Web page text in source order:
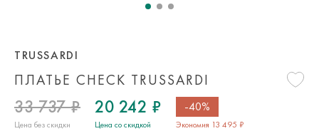
ПЛАТЬЕ CHECK TRUSSARDI
TRUSSARDI
33 737 ₽
Цена без скидки
20 242 ₽
Цена со скидкой
-40%
Экономия 13 495 ₽